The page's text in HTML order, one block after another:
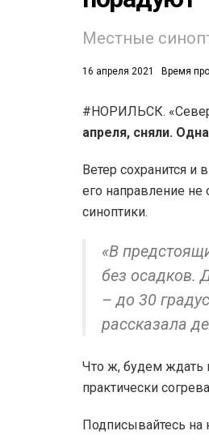
Местные
16 апреля 2021 Время
#НОРИЛЬСК.
апреля, сняли.
Ветер сохранится
его направление
синоптики.
«В
без осадков.
– до 30
рассказала
Что ж, будем ждать
практически
Подписывайтесь на